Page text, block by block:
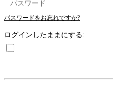
パスワードをお忘れですか?
ログインしたままにする: